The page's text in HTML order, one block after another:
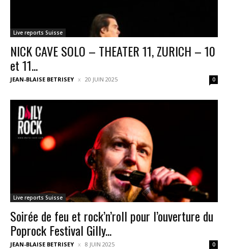
Live reports Suisse
NICK CAVE SOLO – THEATER 11, ZURICH – 10
et 11...
JEAN-BLAISE BETRISEY 20 JUIN 2025 0
Live reports Suisse
Soirée de feu et rock’n’roll pour l’ouverture du
Poprock Festival Gilly...
JEAN-BLAISE BETRISEY 8 JUIN 2025 0